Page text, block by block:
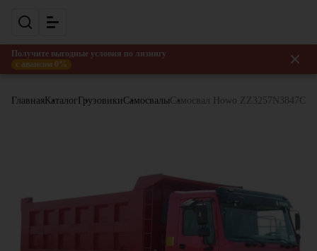
Получите выгодные условия по лизингу
с авансом 0%
Главная Каталог ГрузовикиСамосвалыСамосвал Howo ZZ3257N3847C